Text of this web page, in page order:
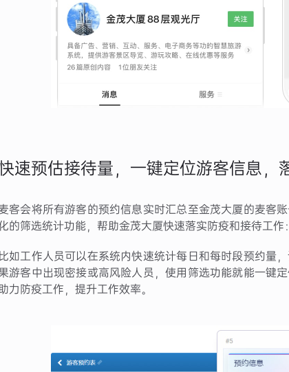
速预估接待量，一键定位游客信息，
客会将所有游客的预约信息实时汇总至金茂大厦的麦客
的筛选统计功能，帮助金茂大厦快速落实防疫和接待工作：
比如工作人员可以在系统内快速统计每日和每时段预约量
游客中出现密接或高风险人员，使用筛选功能就能一键
力防疫工作，提升工作效率。